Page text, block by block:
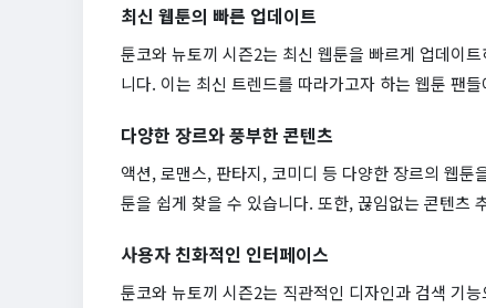
최신 웹툰의 빠른 업데이트
툰코와 뉴토끼 시즌2는 최신 웹툰을 빠르게 업데이
니다. 이는 최신 트렌드를 따라가고자 하는 웹툰 팬
다양한 장르와 풍부한 콘텐츠
액션, 로맨스, 판타지, 코미디 등 다양한 장르의 웹
툰을 쉽게 찾을 수 있습니다. 또한, 끊임없는 콘텐츠
사용자 친화적인 인터페이스
툰코와 뉴토끼 시즌2는 직관적인 디자인과 검색 기